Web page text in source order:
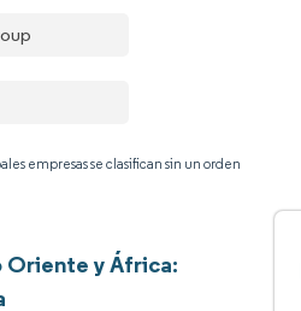
empresas se clasifican sin un orden
Oriente y África: